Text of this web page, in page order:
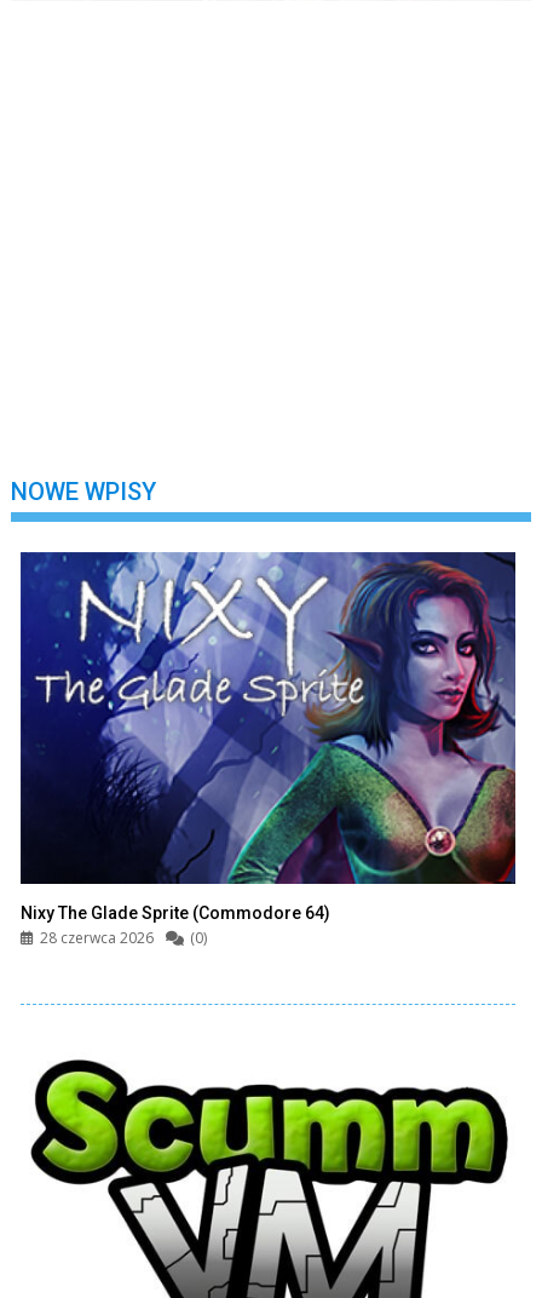
NOWE WPISY
Nixy The Glade Sprite (Commodore 64)
28 czerwca 2026 (0)